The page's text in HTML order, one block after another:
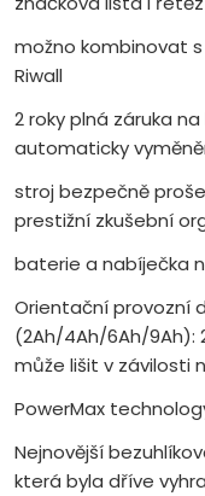
možno kombinovat
Riwall
2 roky plná záruka
automaticky
stroj bezpečně
prestižní zkušební
baterie a nabíječka
Orientační provozní
(2Ah/4Ah/6Ah/9Ah):
může lišit v závilosti
PowerMax
Nejnovější
která byla dříve